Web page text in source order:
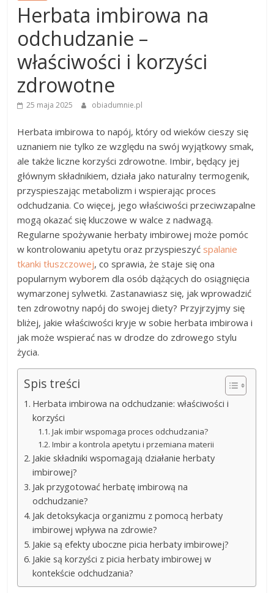
Herbata imbirowa na
odchudzanie –
właściwości i korzyści
zdrowotne
25 maja 2025 obiadumnie.pl
Herbata imbirowa to napój, który od wieków cieszy się
uznaniem nie tylko ze względu na swój wyjątkowy smak,
ale także liczne korzyści zdrowotne. Imbir, będący jej
głównym składnikiem, działa jako naturalny termogenik,
przyspieszając metabolizm i wspierając proces
odchudzania. Co więcej, jego właściwości przeciwzapalne
mogą okazać się kluczowe w walce z nadwagą.
Regularne spożywanie herbaty imbirowej może pomóc
w kontrolowaniu apetytu oraz przyspieszyć spalanie
tkanki tłuszczowej, co sprawia, że staje się ona
popularnym wyborem dla osób dążących do osiągnięcia
wymarzonej sylwetki. Zastanawiasz się, jak wprowadzić
ten zdrowotny napój do swojej diety? Przyjrzyjmy się
bliżej, jakie właściwości kryje w sobie herbata imbirowa i
jak może wspierać nas w drodze do zdrowego stylu
życia.
Spis treści
Herbata imbirowa na odchudzanie: właściwości i
korzyści
Jak imbir wspomaga proces odchudzania?
Imbir a kontrola apetytu i przemiana materii
Jakie składniki wspomagają działanie herbaty
imbirowej?
Jak przygotować herbatę imbirową na
odchudzanie?
Jak detoksykacja organizmu z pomocą herbaty
imbirowej wpływa na zdrowie?
Jakie są efekty uboczne picia herbaty imbirowej?
Jakie są korzyści z picia herbaty imbirowej w
kontekście odchudzania?